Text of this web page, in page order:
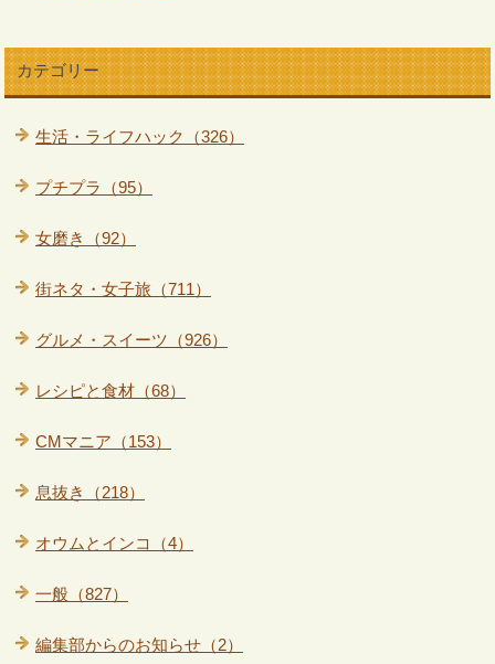
カテゴリー
生活・ライフハック（326）
プチプラ（95）
女磨き（92）
街ネタ・女子旅（711）
グルメ・スイーツ（926）
レシピと食材（68）
CMマニア（153）
息抜き（218）
オウムとインコ（4）
一般（827）
編集部からのお知らせ（2）